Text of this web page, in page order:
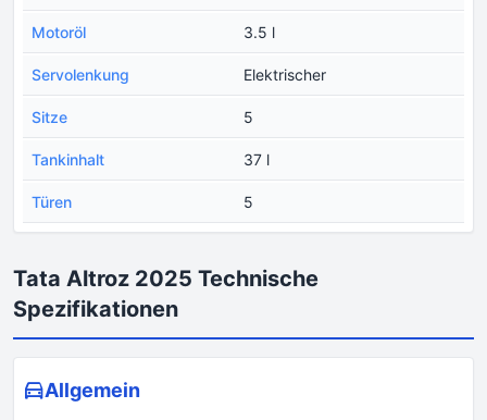
Motoröl 3.5 l
Servolenkung Elektrischer
Sitze 5
Tankinhalt 37 l
Türen 5
Tata Altroz 2025 Technische
Spezifikationen
Allgemein